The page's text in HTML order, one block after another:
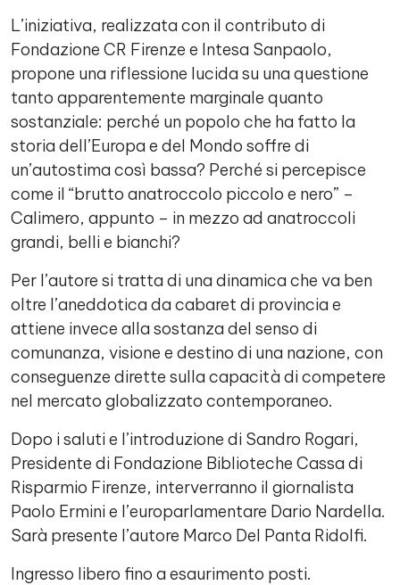
L’iniziativa, realizzata con il contributo di
Fondazione CR Firenze e Intesa Sanpaolo,
propone una riflessione lucida su una questione
tanto apparentemente marginale quanto
sostanziale: perché un popolo che ha fatto la
storia dell’Europa e del Mondo soffre di
un’autostima così bassa? Perché si percepisce
come il “brutto anatroccolo piccolo e nero” –
Calimero, appunto – in mezzo ad anatroccoli
grandi, belli e bianchi?
Per l’autore si tratta di una dinamica che va ben
oltre l’aneddotica da cabaret di provincia e
attiene invece alla sostanza del senso di
comunanza, visione e destino di una nazione, con
conseguenze dirette sulla capacità di competere
nel mercato globalizzato contemporaneo.
Dopo i saluti e l’introduzione di Sandro Rogari,
Presidente di Fondazione Biblioteche Cassa di
Risparmio Firenze, interverranno il giornalista
Paolo Ermini e l’europarlamentare Dario Nardella.
Sarà presente l’autore Marco Del Panta Ridolfi.
Ingresso libero fino a esaurimento posti.